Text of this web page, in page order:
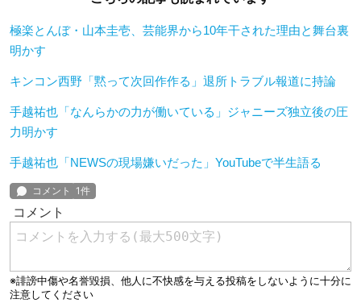
極楽とんぼ・山本圭壱、芸能界から10年干された理由と舞台裏
明かす
キンコン西野「黙って次回作作る」退所トラブル報道に持論
手越祐也「なんらかの力が働いている」ジャニーズ独立後の圧
力明かす
手越祐也「NEWSの現場嫌いだった」YouTubeで半生語る